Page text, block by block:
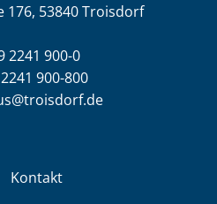
176, 53840 Troisdorf
2241 900-0
900-800
Kontakt